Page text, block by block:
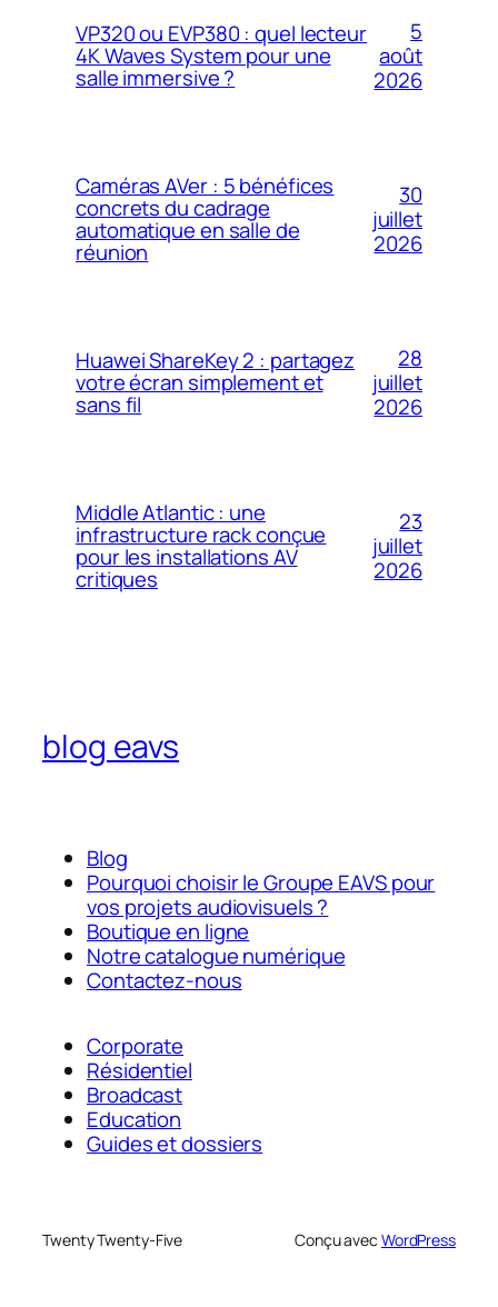
VP320 ou EVP380 : quel lecteur
4K Waves System pour une
salle immersive ?
5
août
2026
Caméras AVer : 5 bénéfices
concrets du cadrage
automatique en salle de
réunion
30
juillet
2026
Huawei ShareKey 2 : partagez
votre écran simplement et
sans fil
28
juillet
2026
Middle Atlantic : une
infrastructure rack conçue
pour les installations AV
critiques
23
juillet
2026
blog eavs
Blog
Pourquoi choisir le Groupe EAVS pour
vos projets audiovisuels ?
Boutique en ligne
Notre catalogue numérique
Contactez-nous
Corporate
Résidentiel
Broadcast
Education
Guides et dossiers
Twenty Twenty-Five Conçu avec WordPress